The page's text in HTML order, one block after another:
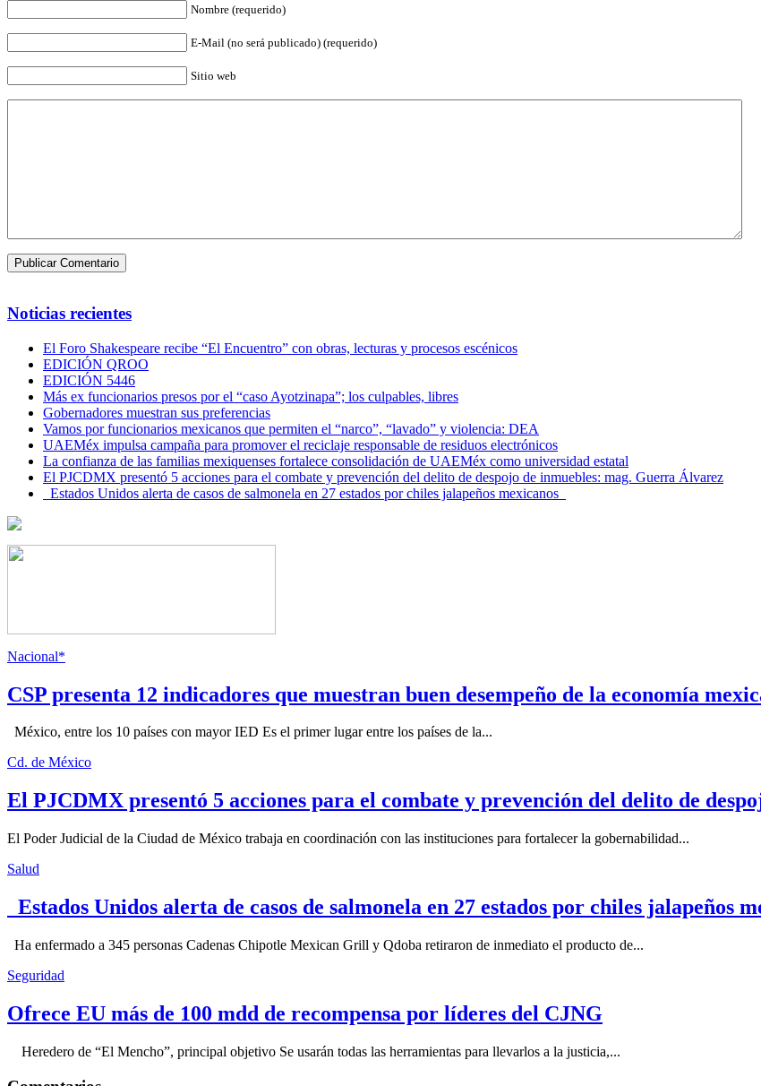
Nombre (requerido)
E-Mail (no será publicado) (requerido)
Sitio web
Noticias recientes
El Foro Shakespeare recibe “El Encuentro” con obras, lecturas y procesos escénicos
EDICIÓN QROO
EDICIÓN 5446
Más ex funcionarios presos por el “caso Ayotzinapa”; los culpables, libres
Gobernadores muestran sus preferencias
Vamos por funcionarios mexicanos que permiten el “narco”, “lavado” y violencia: DEA
UAEMéx impulsa campaña para promover el reciclaje responsable de residuos electrónicos
La confianza de las familias mexiquenses fortalece consolidación de UAEMéx como universidad estatal
El PJCDMX presentó 5 acciones para el combate y prevención del delito de despojo de inmuebles: mag. Guerra Álvarez
Estados Unidos alerta de casos de salmonela en 27 estados por chiles jalapeños mexicanos
Nacional*
CSP presenta 12 indicadores que muestran buen desempeño de la economía
México, entre los 10 países con mayor IED Es el primer lugar entre los países de la...
Cd. de México
El PJCDMX presentó 5 acciones para el combate y prevención del delito de
El Poder Judicial de la Ciudad de México trabaja en coordinación con las instituciones para fortalecer la gobernabilidad...
Salud
Estados Unidos alerta de casos de salmonela en 27 estados por chiles jalapeños
Ha enfermado a 345 personas Cadenas Chipotle Mexican Grill y Qdoba retiraron de inmediato el producto de...
Seguridad
Ofrece EU más de 100 mdd de recompensa por líderes del CJNG
Heredero de “El Mencho”, principal objetivo Se usarán todas las herramientas para llevarlos a la justicia,...